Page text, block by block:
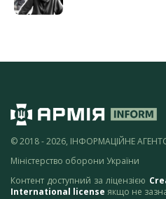
© 2018 - 2026, ІНФОРМАЦІЙНЕ
Міністерство оборони України
Контент доступний за ліцензією
International license якщо не